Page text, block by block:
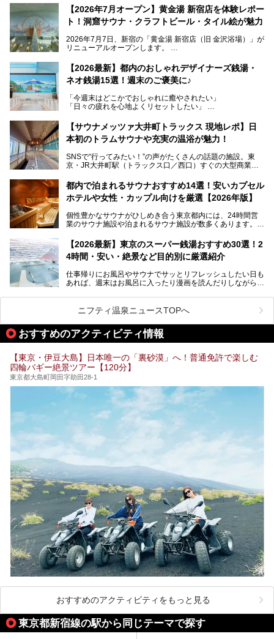
【2026年7月オープン】黄金湯 新宿店を体験レポー
ト！洞窟サウナ・クラフトビール・タイル絵が魅力
2026年7月7日、新宿の「黄金湯 新宿店（旧 金沢浴場）」が
リニューアルオープンします。
レトロでノスタルジックなタイル絵はそのまま、昔からここ
を知る地元の人にも、新しく足を運んでくれる人にも愛され
る、今の時代の"銭湯"として生まれ変わりました。洞窟のよ
ビアバーなど、新しく登場したスポットも併せて紹介しま
す。充実した設備があるのに、基本の入浴料が銭湯価格の5
【2026最新】都内のおしゃれデザイナーズ銭湯・
ネオ銭湯15選！週末のご褒美に♪
「今週末はどこかでおしゃれに癒やされたい」
「日々の疲れを心地よくリセットしたい」
となっている新しいスタイルの銭湯です。
最近、SNSやメディアで「デザイナーズ銭湯」や「ネオ銭
本記事では、そもそもこれらがどんな銭湯なのか、その気に
いおしゃれな名店15選を、おすすめの順番で一挙にご紹介
します。
【サウナメッツァ大井町トラックス 現地レポ】日
本初のトラムサウナや充実の温浴が魅力！
SNSで“行ってみたい！”の声がたくさんの話題の施設。東
京・JR大井町駅（トラックス口／西口）すぐの大型商業施
ツァ大井町トラックス」がニューオープン。施設の様子をレ
ポ―トします。
都内で泊まれるサウナおすすめ14選！安いカプセル
ホテルや女性・カップル向けを厳選【2026年版】
個性豊かなサウナがひしめき合う東京都内には、24時間営
業のサウナ施設や泊まれるサウナ施設が数多くあります。
を旅の目的とする「サ旅」や自分へのご褒美のための宿泊な
ど、自分の好きなタイミングで好きなだけサ活ができるのが
魅力です。
最近では、男性専用施設だけでなく、カップルや女性に嬉し
い個室サウナも増えてきました。
ら、特におすすめしたい施設14選をご紹介します。
してみてください。
【2026最新】東京のスーパー銭湯おすすめ30選！2
4時間・安い・絶景など目的別に厳選紹介
仕事帰りにお風呂やサウナでサッとリフレッシュしたい日も
あれば、週末はお風呂に入ったり漫画を読んだりしながら一
また、終電を逃してしまい、「このまま朝までゆっくりでき
る場所があれば」と探した経験がある人も多いのではないで
しょうか。
そこで本記事では、東京でおすすめのスーパー銭湯を、目的
24時間営業で宿泊できる施設や、1,000円以下で楽しめる安
い施設、デートや休日レジャーにもぴったりなエンタメ要素
が充実した施設など、利用のシーンに合わせて参考にしてく
ださい。
ニフティ温泉ニュースTOPへ
おすすめのアクティビティ情報
【東京・伊豆大島】日本唯一の「裏砂漠」へ！普通免許で楽しむ
四輪バギー絶景ツアー【120分】
東京都大島町岡田字助田28-1
おすすめのアクティビティをもっと見る
東京都新宿線の駅から同じテーマで探す